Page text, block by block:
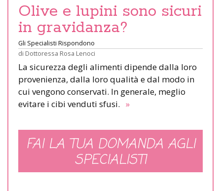
Olive e lupini sono sicuri
in gravidanza?
Gli Specialisti Rispondono
di Dottoressa Rosa Lenoci
La sicurezza degli alimenti dipende dalla loro
provenienza, dalla loro qualità e dal modo in
cui vengono conservati. In generale, meglio
evitare i cibi venduti sfusi. »
FAI LA TUA DOMANDA AGLI
SPECIALISTI